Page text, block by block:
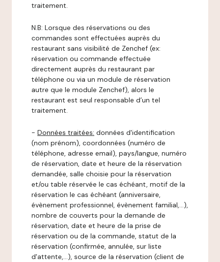
traitement.
N.B: Lorsque des réservations ou des
commandes sont effectuées auprès du
restaurant sans visibilité de Zenchef (ex:
réservation ou commande effectuée
directement auprès du restaurant par
téléphone ou via un module de réservation
autre que le module Zenchef), alors le
restaurant est seul responsable d’un tel
traitement.
- Données traitées: données d'identification
(nom prénom), coordonnées (numéro de
téléphone, adresse email), pays/langue, numéro
de réservation, date et heure de la réservation
demandée, salle choisie pour la réservation
et/ou table réservée le cas échéant, motif de la
réservation le cas échéant (anniversaire,
évènement professionnel, évènement familial,…),
nombre de couverts pour la demande de
réservation, date et heure de la prise de
réservation ou de la commande, statut de la
réservation (confirmée, annulée, sur liste
d'attente,…), source de la réservation (client de